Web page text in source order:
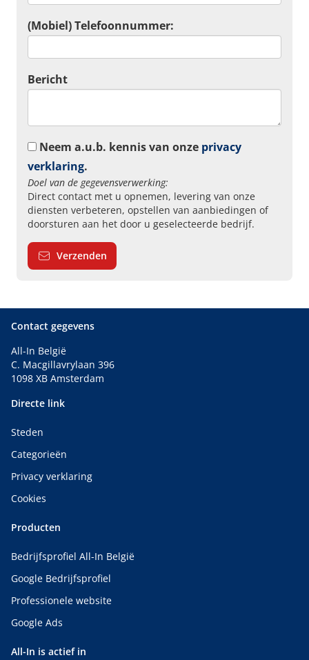
(Mobiel) Telefoonnummer:
Bericht
Neem a.u.b. kennis van onze privacy
verklaring.
Doel van de gegevensverwerking:
Direct contact met u opnemen, levering van onze
diensten verbeteren, opstellen van aanbiedingen of
doorsturen aan het door u geselecteerde bedrijf.
Verzenden
Contact gegevens
All-In België
C. Macgillavrylaan 396
1098 XB Amsterdam
Directe link
Steden
Categorieën
Privacy verklaring
Cookies
Producten
Bedrijfsprofiel All-In België
Google Bedrijfsprofiel
Professionele website
Google Ads
All-In is actief in